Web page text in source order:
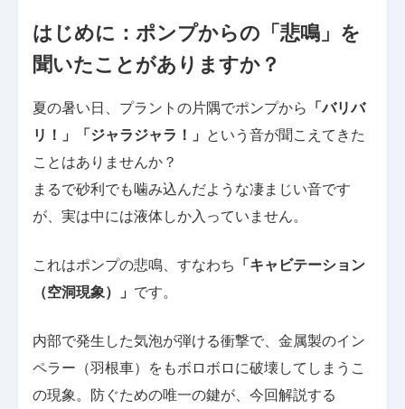
はじめに：ポンプからの「悲鳴」を
聞いたことがありますか？
夏の暑い日、プラントの片隅でポンプから 「バリバ
リ！」「ジャラジャラ！」 という音が聞こえてきた
ことはありませんか？
まるで砂利でも噛み込んだような凄まじい音です
が、実は中には液体しか入っていません。
これはポンプの悲鳴、すなわち 「キャビテーション
（空洞現象）」 です。
内部で発生した気泡が弾ける衝撃で、金属製のイン
ペラー（羽根車）をもボロボロに破壊してしまうこ
の現象。防ぐための唯一の鍵が、今回解説する